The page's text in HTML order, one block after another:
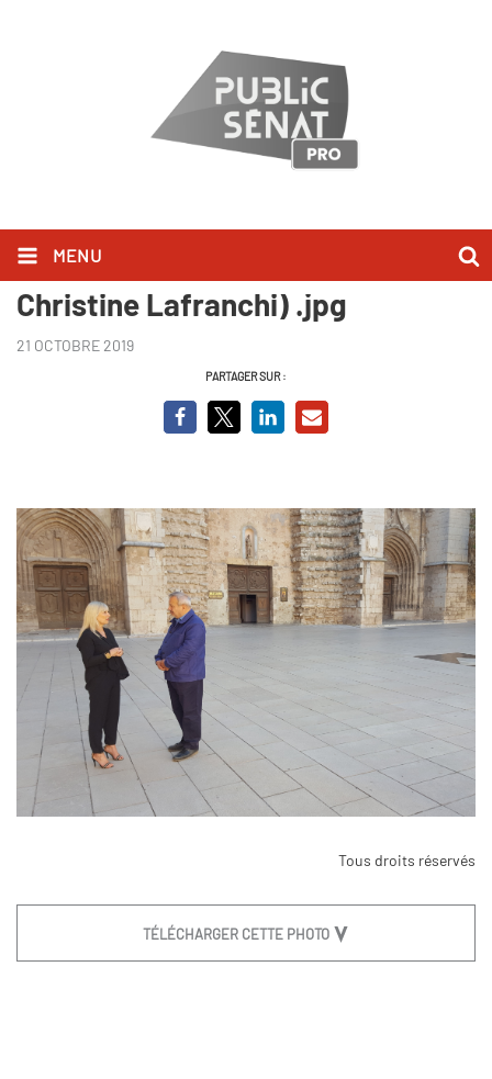
MENU
Manger c'est voter - Episode Var (
Christine Lafranchi) .jpg
21 OCTOBRE 2019
PARTAGER SUR :
Tous droits réservés
TÉLÉCHARGER CETTE PHOTO